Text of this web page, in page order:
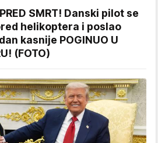
SMRT! Danski pilot se
helikoptera i poslao
kasnije POGINUO U
(FOTO)